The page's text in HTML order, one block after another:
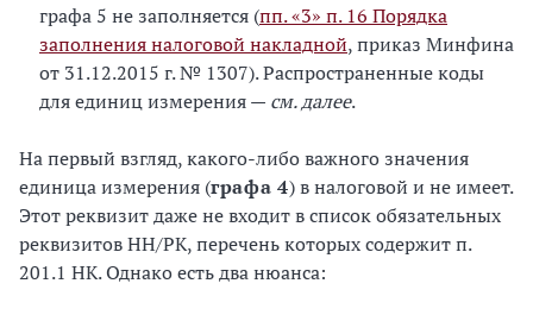
графа 5 не заполняется (пп. «3» п. 16 Порядка
заполнения налоговой накладной, приказ Минфина
от 31.12.2015 г. № 1307). Распространенные коды
для единиц измерения — см. далее.
На первый взгляд, какого-либо важного значения
единица измерения (графа 4) в налоговой и не имеет.
Этот реквизит даже не входит в список обязательных
реквизитов НН/РК, перечень которых содержит п.
201.1 НК. Однако есть два нюанса: